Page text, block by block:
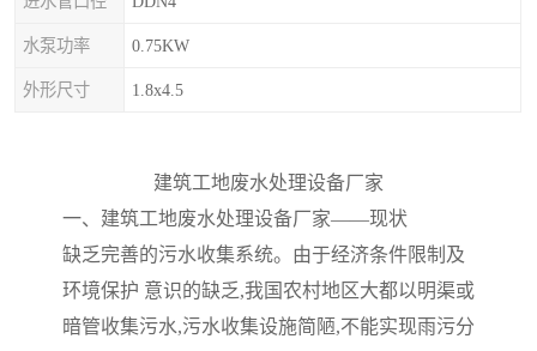
水泵功率 0.75KW
外形尺寸 1.8x4.5
建筑工地废水处理设备厂家
一、 建筑工地废水处理设备厂家——现状
缺乏完善的污水收集系统。由于经济条件限制及
环境保护 意识的缺乏,我国农村地区大都以明渠或
暗管收集污水,污水收集设施简陋,不能实现雨污分
复合二氧化氯发生器污水
处理设备
屠宰场一体化污水处理设
备设备
城乡生活污水处理设备设 MBR膜污水处理设备
气浮机一体化污水处理设 污水处理设备生产厂家
印刷厂污水处理设备 二级生化污水处理设备